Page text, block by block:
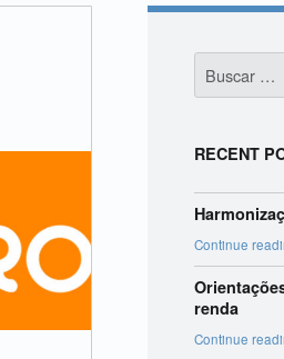
Buscar:
RECENT
Continue
renda
Continue